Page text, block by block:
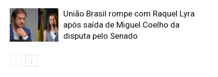
União Brasil rompe com Raquel Lyra
após saída de Miguel Coelho da
disputa pelo Senado